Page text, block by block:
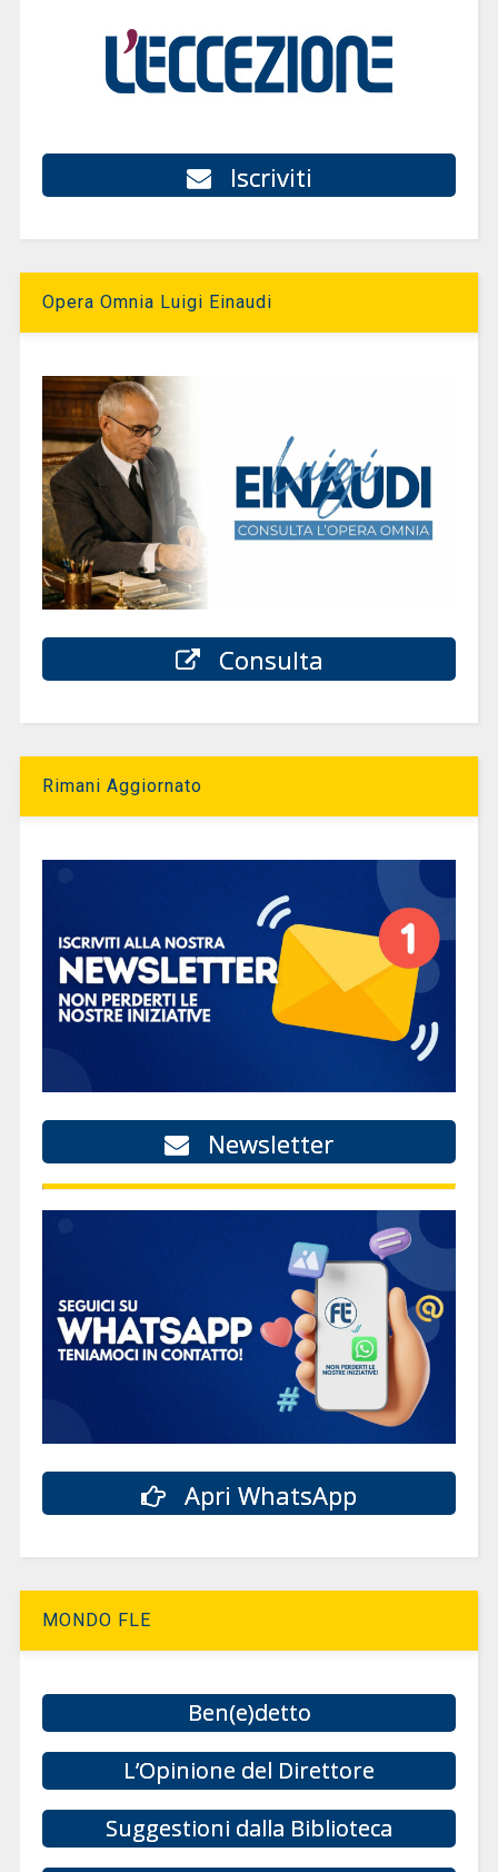
Iscriviti
Opera Omnia Luigi Einaudi
Consulta
Rimani Aggiornato
Newsletter
Apri WhatsApp
MONDO FLE
Ben(e)detto
L’Opinione del Direttore
Suggestioni dalla Biblioteca